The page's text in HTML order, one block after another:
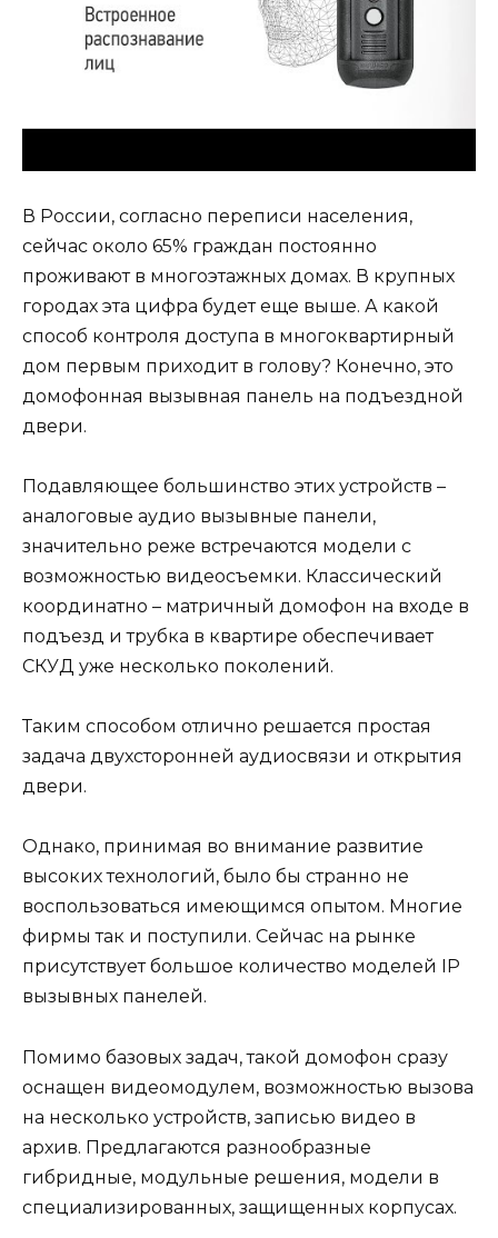
В России, согласно переписи населения,
сейчас около 65% граждан постоянно
проживают в многоэтажных домах. В крупных
городах эта цифра будет еще выше. А какой
способ контроля доступа в многоквартирный
дом первым приходит в голову? Конечно, это
домофонная вызывная панель на подъездной
двери.
Подавляющее большинство этих устройств –
аналоговые аудио вызывные панели,
значительно реже встречаются модели с
возможностью видеосъемки. Классический
координатно – матричный домофон на входе в
подъезд и трубка в квартире обеспечивает
СКУД уже несколько поколений.
Таким способом отлично решается простая
задача двухсторонней аудиосвязи и открытия
двери.
Однако, принимая во внимание развитие
высоких технологий, было бы странно не
воспользоваться имеющимся опытом. Многие
фирмы так и поступили. Сейчас на рынке
присутствует большое количество моделей IP
вызывных панелей.
Помимо базовых задач, такой домофон сразу
оснащен видеомодулем, возможностью вызова
на несколько устройств, записью видео в
архив. Предлагаются разнообразные
гибридные, модульные решения, модели в
специализированных, защищенных корпусах.